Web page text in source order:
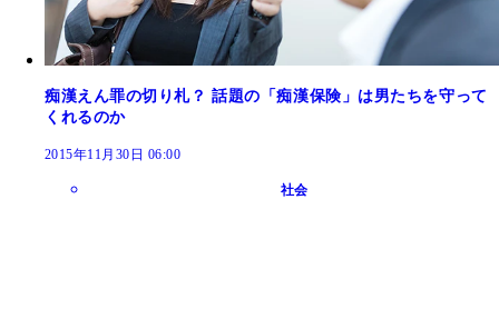
痴漢えん罪の切り札？ 話題の「痴漢保険」は男たちを守って
くれるのか
2015年11月30日 06:00
社会